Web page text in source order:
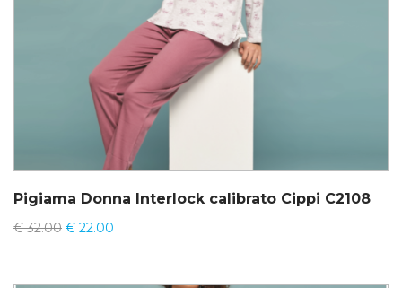
Pigiama Donna Interlock calibrato Cippi C2108
€32.00 € 22.00